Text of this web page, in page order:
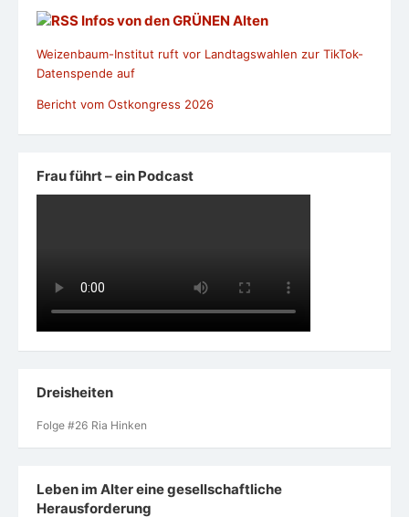
Infos von den GRÜNEN Alten
Weizenbaum-Institut ruft vor Landtagswahlen zur TikTok-
Datenspende auf
Bericht vom Ostkongress 2026
Frau führt – ein Podcast
Dreisheiten
Folge #26 Ria Hinken
Leben im Alter eine gesellschaftliche
Herausforderung